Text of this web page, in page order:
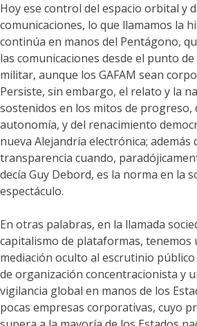
Hoy ese control del espacio orbital y
comunicaciones, lo que llamamos la
continúa en manos del Pentágono,
las comunicaciones desde el punto
militar, aunque los GAFAM sean
Persiste, sin embargo, el relato y la
sostenidos en los mitos de progreso,
autonomía, y del renacimiento
nueva Alejandría electrónica; además
transparencia cuando,
decía Guy Debord, es la norma en la
espectáculo.
En otras palabras, en la llamada
capitalismo de plataformas, tenemos
mediación oculto al escrutinio
de organización concentracionista y
vigilancia global en manos de los
pocas empresas corporativas, cuyo